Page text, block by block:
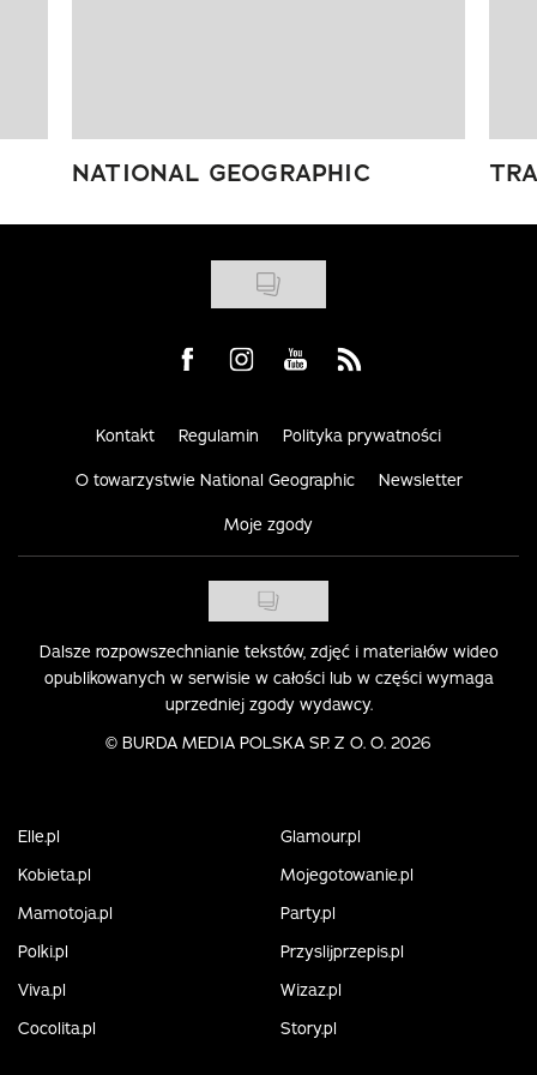
NATIONAL GEOGRAPHIC
Visit us on Facebook
Visit us on Instagram
Visit us on Youtube
Visit us on Rss
Kontakt Regulamin Polityka prywatności
O towarzystwie National Geographic Newsletter
Moje zgody
Dalsze rozpowszechnianie tekstów, zdjęć i materiałów wideo
opublikowanych w serwisie w całości lub w części wymaga
uprzedniej zgody wydawcy.
© BURDA MEDIA POLSKA SP. Z O. O. 2026
Elle.pl
Glamour.pl
Kobieta.pl
Mojegotowanie.pl
Mamotoja.pl
Party.pl
Polki.pl
Przyslijprzepis.pl
Viva.pl
Wizaz.pl
Cocolita.pl
Story.pl